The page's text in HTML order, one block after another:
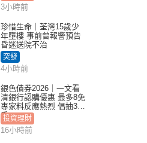
3小時前
珍惜生命｜荃灣15歲少
年墮樓 事前曾報警預告
昏迷送院不治
突發
4小時前
銀色債券2026｜一文看
清銀行認購優惠 最多8免
專家料反應熱烈 倡抽30
手
投資理財
16小時前